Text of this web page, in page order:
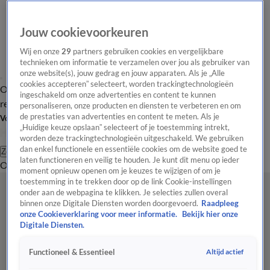
Overzicht Laatste nieuws Regionieuws Het beste van Hart
Tip de
redactie
Volg Hart van Nederland
Zoeken
OverzichtRegioUitzendingenWeerTip de redactiePanelVideo's
Jouw cookievoorkeuren
Wij en onze29 partners gebruiken cookies en vergelijkbare
technieken om informatie te verzamelen over jou als gebruiker van
onze website(s), jouw gedrag en jouw apparaten. Als je „Alle
cookies accepteren” selecteert, worden trackingtechnologieën
ingeschakeld om onze advertenties en content te kunnen
personaliseren, onze producten en diensten te verbeteren en om
de prestaties van advertenties en content te meten. Als je
„Huidige keuze opslaan” selecteert of je toestemming intrekt,
worden deze trackingtechnologieën uitgeschakeld. We gebruiken
dan enkel functionele en essentiële cookies om de website goed te
laten functioneren en veilig te houden. Je kunt dit menu op ieder
moment opnieuw openen om je keuzes te wijzigen of om je
toestemming in te trekken door op de link Cookie-instellingen
onder aan de webpagina te klikken. Je selecties zullen overal
binnen onze Digitale Diensten worden doorgevoerd. Raadpleeg
onze Cookieverklaring voor meer informatie.
Bekijk hier onze
Digitale Diensten.
Functioneel & Essentieel Altijd actief